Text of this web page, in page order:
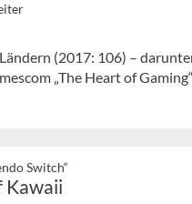
(2017: 106) –
„The Heart of
Switch“
Kawaii